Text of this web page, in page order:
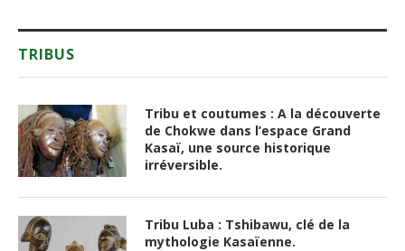
TRIBUS
Tribu et coutumes : A la découverte
de Chokwe dans l’espace Grand
Kasaï, une source historique
irréversible.
Tribu Luba : Tshibawu, clé de la
mythologie Kasaïenne.